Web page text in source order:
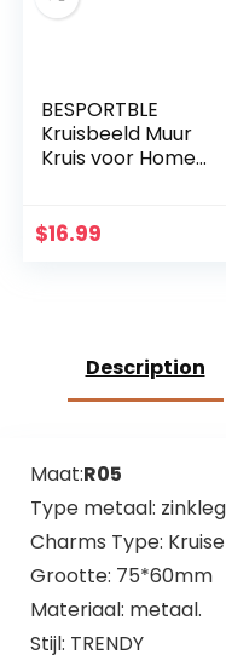
BESPORTBLE
Kruisbeeld Muur
Kruis voor Home
Kruisbeeld
$16.99
Description
Maat:R05
Type metaal:
Charms Type:
Grootte: 75*60mm
Materiaal: metaal.
Stijl: TRENDY